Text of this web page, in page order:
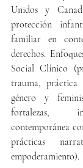
Unidos y
protección
familiar en
derechos.
Social Clínico
trauma, práctica
género y
fortalezas,
contemporánea
prácticas
empoderamiento).